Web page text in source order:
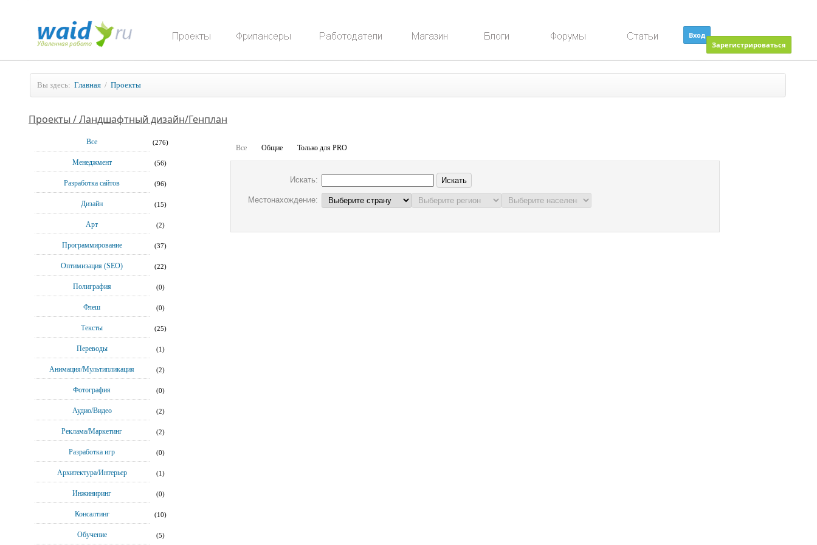
Вход
Зарегистрироваться
Вы здесь: Главная / Проекты
Проекты / Ландшафтный дизайн/Генплан
Все (276)
Менеджмент (56)
Разработка сайтов (96)
Дизайн (15)
Арт (2)
Программирование (37)
Оптимизация (SEO) (22)
Полиграфия (0)
Флеш (0)
Тексты (25)
Переводы (1)
Анимация/Мультипликация (2)
Фотография (0)
Аудио/Видео (2)
Реклама/Маркетинг (2)
Разработка игр (0)
Архитектура/Интерьер (1)
Инжиниринг (0)
Консалтинг (10)
Обучение (5)
Все Общие Только для PRO
Искать:
Местонахождение: